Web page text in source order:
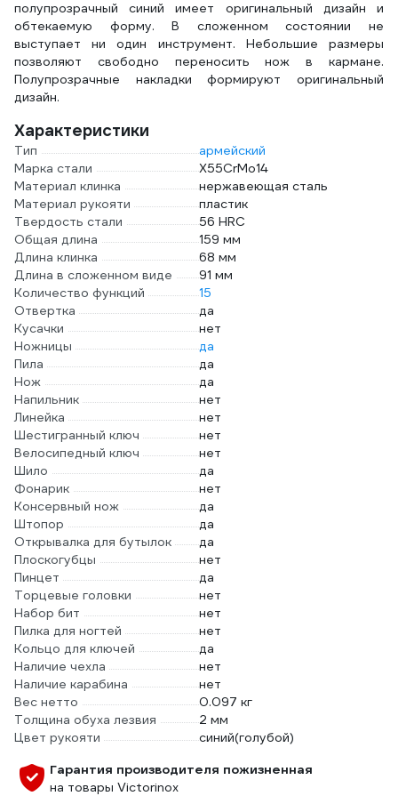
полупрозрачный синий имеет оригинальный дизайн и
обтекаемую форму. В сложенном состоянии не
выступает ни один инструмент. Небольшие размеры
позволяют свободно переносить нож в кармане.
Полупрозрачные накладки формируют оригинальный
дизайн.
Характеристики
Тип
армейский
Марка стали
X55CrMo14
Материал клинка
нержавеющая сталь
Материал рукояти
пластик
Твердость стали
56 HRC
Общая длина
159 мм
Длина клинка
68 мм
Длина в сложенном виде
91 мм
Количество функций
15
Отвертка
да
Кусачки
нет
Ножницы
да
Пила
да
Нож
да
Напильник
нет
Линейка
нет
Шестигранный ключ
нет
Велосипедный ключ
нет
Шило
да
Фонарик
нет
Консервный нож
да
Штопор
да
Открывалка для бутылок
да
Плоскогубцы
нет
Пинцет
да
Торцевые головки
нет
Набор бит
нет
Пилка для ногтей
нет
Кольцо для ключей
да
Наличие чехла
нет
Наличие карабина
нет
Вес нетто
0.097 кг
Толщина обуха лезвия
2 мм
Цвет рукояти
синий(голубой)
Гарантия производителя пожизненная
на товары Victorinox